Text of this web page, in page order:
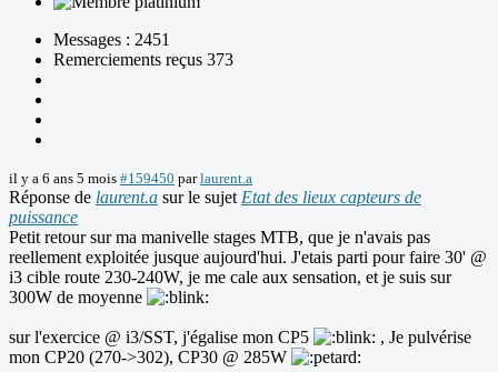
Messages : 2451
Remerciements reçus 373
il y a 6 ans 5 mois #159450 parlaurent.a
Réponse de laurent.a sur le sujet Etat des lieux capteurs de
puissance
Petit retour sur ma manivelle stages MTB, que je n'avais pas
reellement exploitée jusque aujourd'hui. J'etais parti pour faire 30' @
i3 cible route 230-240W, je me cale aux sensation, et je suis sur
300W de moyenne
sur l'exercice @ i3/SST, j'égalise mon CP5
, Je pulvérise
mon CP20 (270->302), CP30 @ 285W